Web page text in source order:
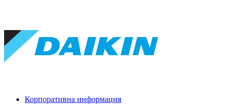
Корпоративна информация